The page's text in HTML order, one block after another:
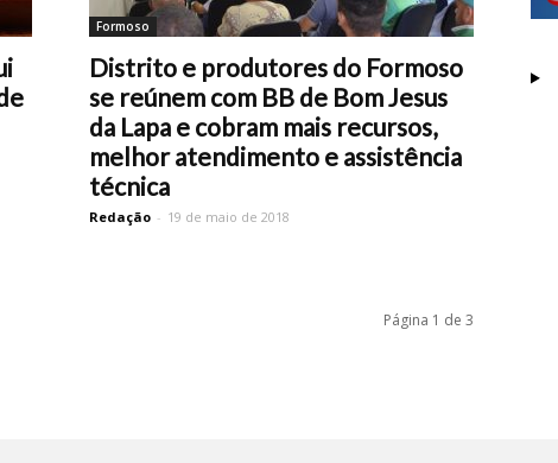
Formoso
Distrito e produtores do Formoso
se reúnem com BB de Bom Jesus
da Lapa e cobram mais recursos,
melhor atendimento e assistência
técnica
Redação - 19 de maio de 2018
Página 1 de 3